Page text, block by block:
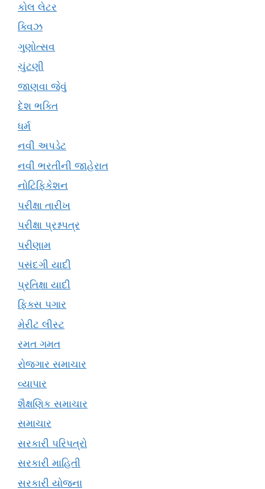
કોલ લેટર
ક્વિઝ
ગુણોત્સવ
ચુંટણી
જાણવા જેવું
દેશ ભક્તિ
ધર્મ
નવી અપડેટ
નવી ભરતીની જાહેરાત
નોટિફિકેશન
પરીક્ષા તારીખ
પરીક્ષા પ્રશ્નપત્ર
પરીણામ
પસંદગી યાદી
પ્રતિક્ષા યાદી
ફિક્સ પગાર
મેરીટ લીસ્ટ
રમત ગમત
રોજગાર સમાચાર
વ્યાપાર
શૈક્ષણિક સમાચાર
સમાચાર
સરકારી પરિપત્રો
સરકારી માહિતી
સરકારી યોજના